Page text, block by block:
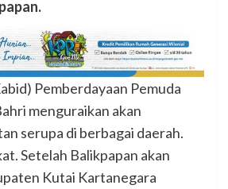
Pemberdayaan Pemuda
menguraikan akan
serupa di berbagai daerah.
Setelah Balikpapan akan
Kutai Kartanegara